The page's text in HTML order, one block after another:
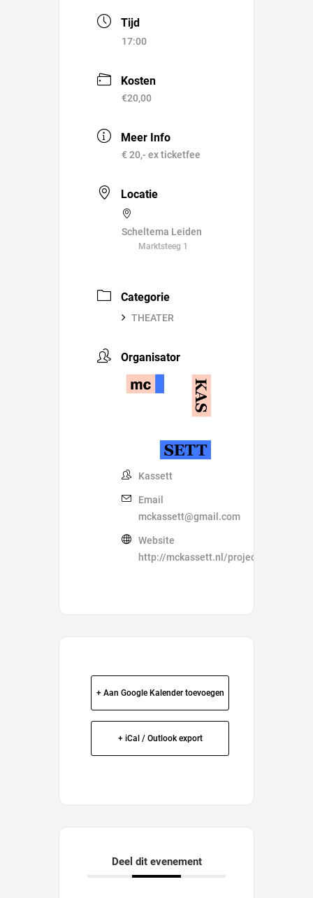
Tijd
17:00
Kosten
€20,00
Meer Info
€ 20,- ex ticketfee
Locatie
Scheltema Leiden
Marktsteeg 1
Categorie
THEATER
Organisator
Kassett
Email
mckassett@gmail.com
Website
http://mckassett.nl/projecten/
+ Aan Google Kalender toevoegen
+ iCal / Outlook export
Deel dit evenement